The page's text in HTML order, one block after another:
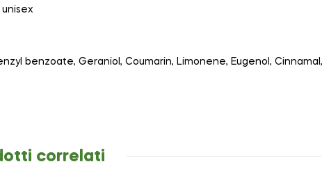
benzoate, Geraniol, Coumarin, Limonene, Eugenol,
correlati